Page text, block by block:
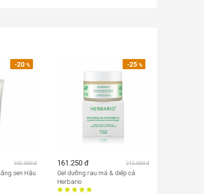
192.000 đ
sen Hậu
-20 %
161.250 đ 215.000 đ
Gel dưỡng rau má & diếp cá
Herbario
-25 %